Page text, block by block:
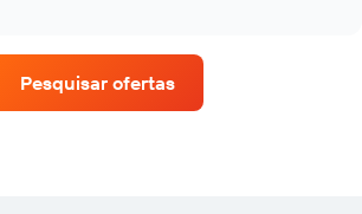
Pesquisar ofertas